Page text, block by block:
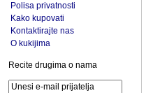
Polisa privatnosti
Kako kupovati
Kontaktirajte nas
O kukijima
Recite drugima o nama